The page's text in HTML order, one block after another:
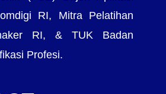
RI, Mitra Pelatihan
RI, & TUK Badan
Profesi.